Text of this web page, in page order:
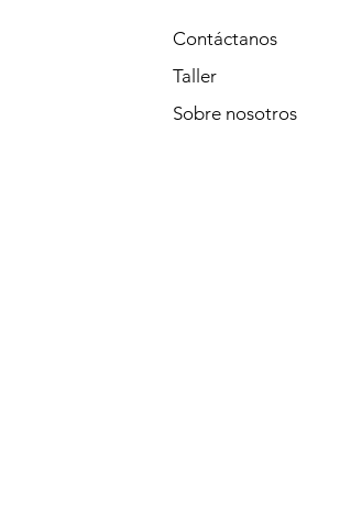
Contáctanos
Taller
Sobrenosotros